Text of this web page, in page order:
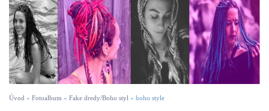
Úvod » Fotoalbum » Fake dredy/Boho styl » boho style